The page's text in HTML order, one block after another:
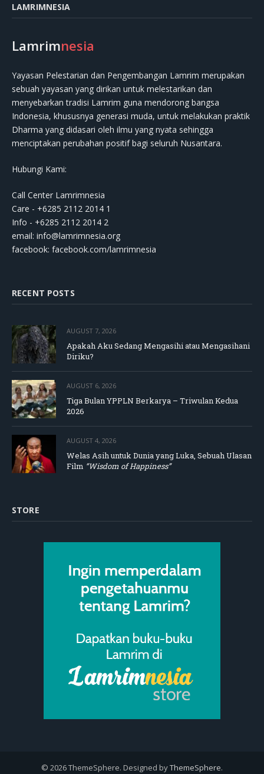
LAMRIMNESIA
Lamrimnesia
Yayasan Pelestarian dan Pengembangan Lamrim merupakan
sebuah yayasan yang dirikan untuk melestarikan dan
menyebarkan tradisi Lamrim guna mendorong bangsa
Indonesia, khususnya generasi muda, untuk melakukan praktik
Dharma yang didasari oleh ilmu yang nyata sehingga
menciptakan perubahan positif bagi seluruh Nusantara.
Hubungi Kami:
Call Center Lamrimnesia
Care - +6285 2112 2014 1
Info - +6285 2112 2014 2
email: info@lamrimnesia.org
facebook: facebook.com/lamrimnesia
RECENT POSTS
AUGUST 7, 2026
Apakah Aku Sedang Mengasihi atau Mengasihani
Diriku?
AUGUST 6, 2026
Tiga Bulan YPPLN Berkarya – Triwulan Kedua
2026
AUGUST 4, 2026
Welas Asih untuk Dunia yang Luka, Sebuah Ulasan
Film “Wisdom of Happiness”
STORE
© 2026 ThemeSphere. Designed byThemeSphere.